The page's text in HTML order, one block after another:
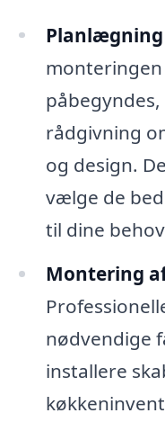
rådgivning
og design.
vælge de
til dine
Montering
nødvendige
installere